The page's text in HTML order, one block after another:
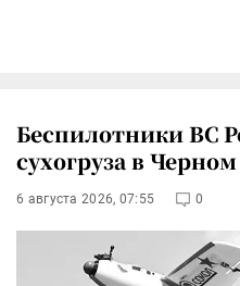
Беспилотники ВС
сухогруза в
6 августа 2026, 07:55 0